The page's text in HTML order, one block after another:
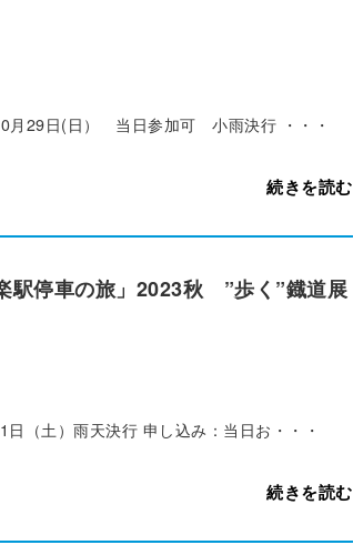
月29日(日） 当日参加可 小雨決行 ・・・
続きを読む
駅停車の旅」2023秋 ”歩く”鐡道展
（土）雨天決行 申し込み：当日お・・・
続きを読む